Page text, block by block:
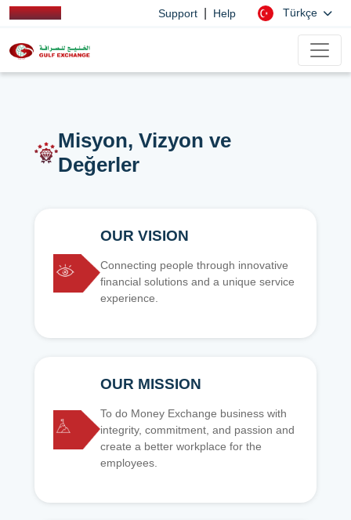
Support Help Türkçe
Misyon, Vizyon ve
Değerler
OUR VISION
Connecting people through innovative
financial solutions and a unique service
experience.
OUR MISSION
To do Money Exchange business with
integrity, commitment, and passion and
create a better workplace for the
employees.